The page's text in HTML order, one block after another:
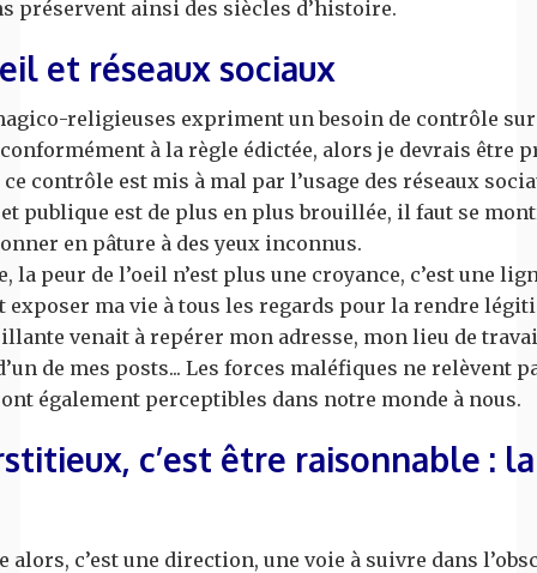
préservent ainsi des siècles d’histoire.
et réseaux sociaux
religieuses expriment un besoin de contrôle
à la règle édictée, alors je devrais être
ce contrôle est mis à mal par l’usage des réseaux
publique est de plus en plus brouillée, il faut se
en pâture à des yeux inconnus.
la peur de l’oeil n’est plus une croyance, c’est une
exposer ma vie à tous les regards pour la rendre
venait à repérer mon adresse, mon lieu de
de mes posts... Les forces maléfiques ne relèvent
également perceptibles dans notre monde à nous.
c’est être raisonnable :
alors, c’est une direction, une voie à suivre dans